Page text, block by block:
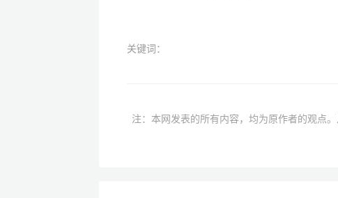
关键词：
注：本网发表的所有内容，均为原作者的观点